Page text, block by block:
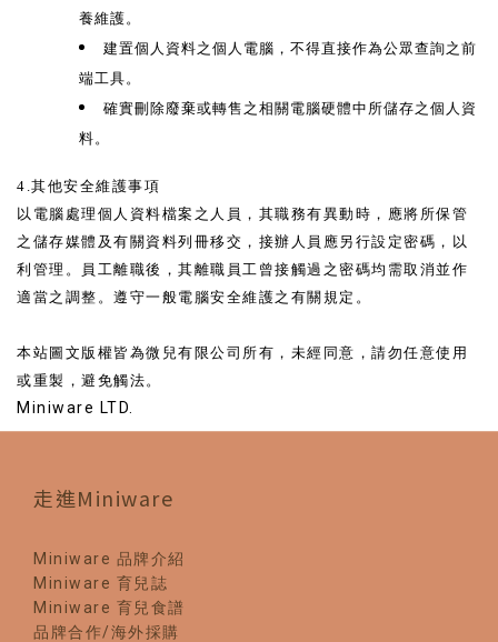
養維護。
建置個人資料之個人電腦，不得直接作為公眾查詢之前
端工具。
確實刪除廢棄或轉售之相關電腦硬體中所儲存之個人資
料。
4.其他安全維護事項
以電腦處理個人資料檔案之人員，其職務有異動時，應將所保管
之儲存媒體及有關資料列冊移交，接辦人員應另行設定密碼，以
利管理。員工離職後，其離職員工曾接觸過之密碼均需取消並作
適當之調整。遵守一般電腦安全維護之有關規定。
本站圖文版權皆為微兒有限公司所有，未經同意，請勿任意使用
或重製，避免觸法。
Miniware LTD.
走進Miniware
Miniware 品牌介紹
Miniware 育兒誌
Miniware 育兒食譜
品牌合作/海外採購